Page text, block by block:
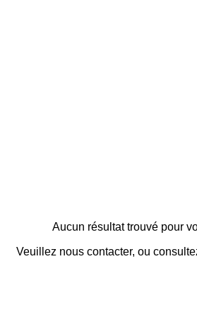
Aucun résultat trouvé pour
Veuillez nous contacter, ou